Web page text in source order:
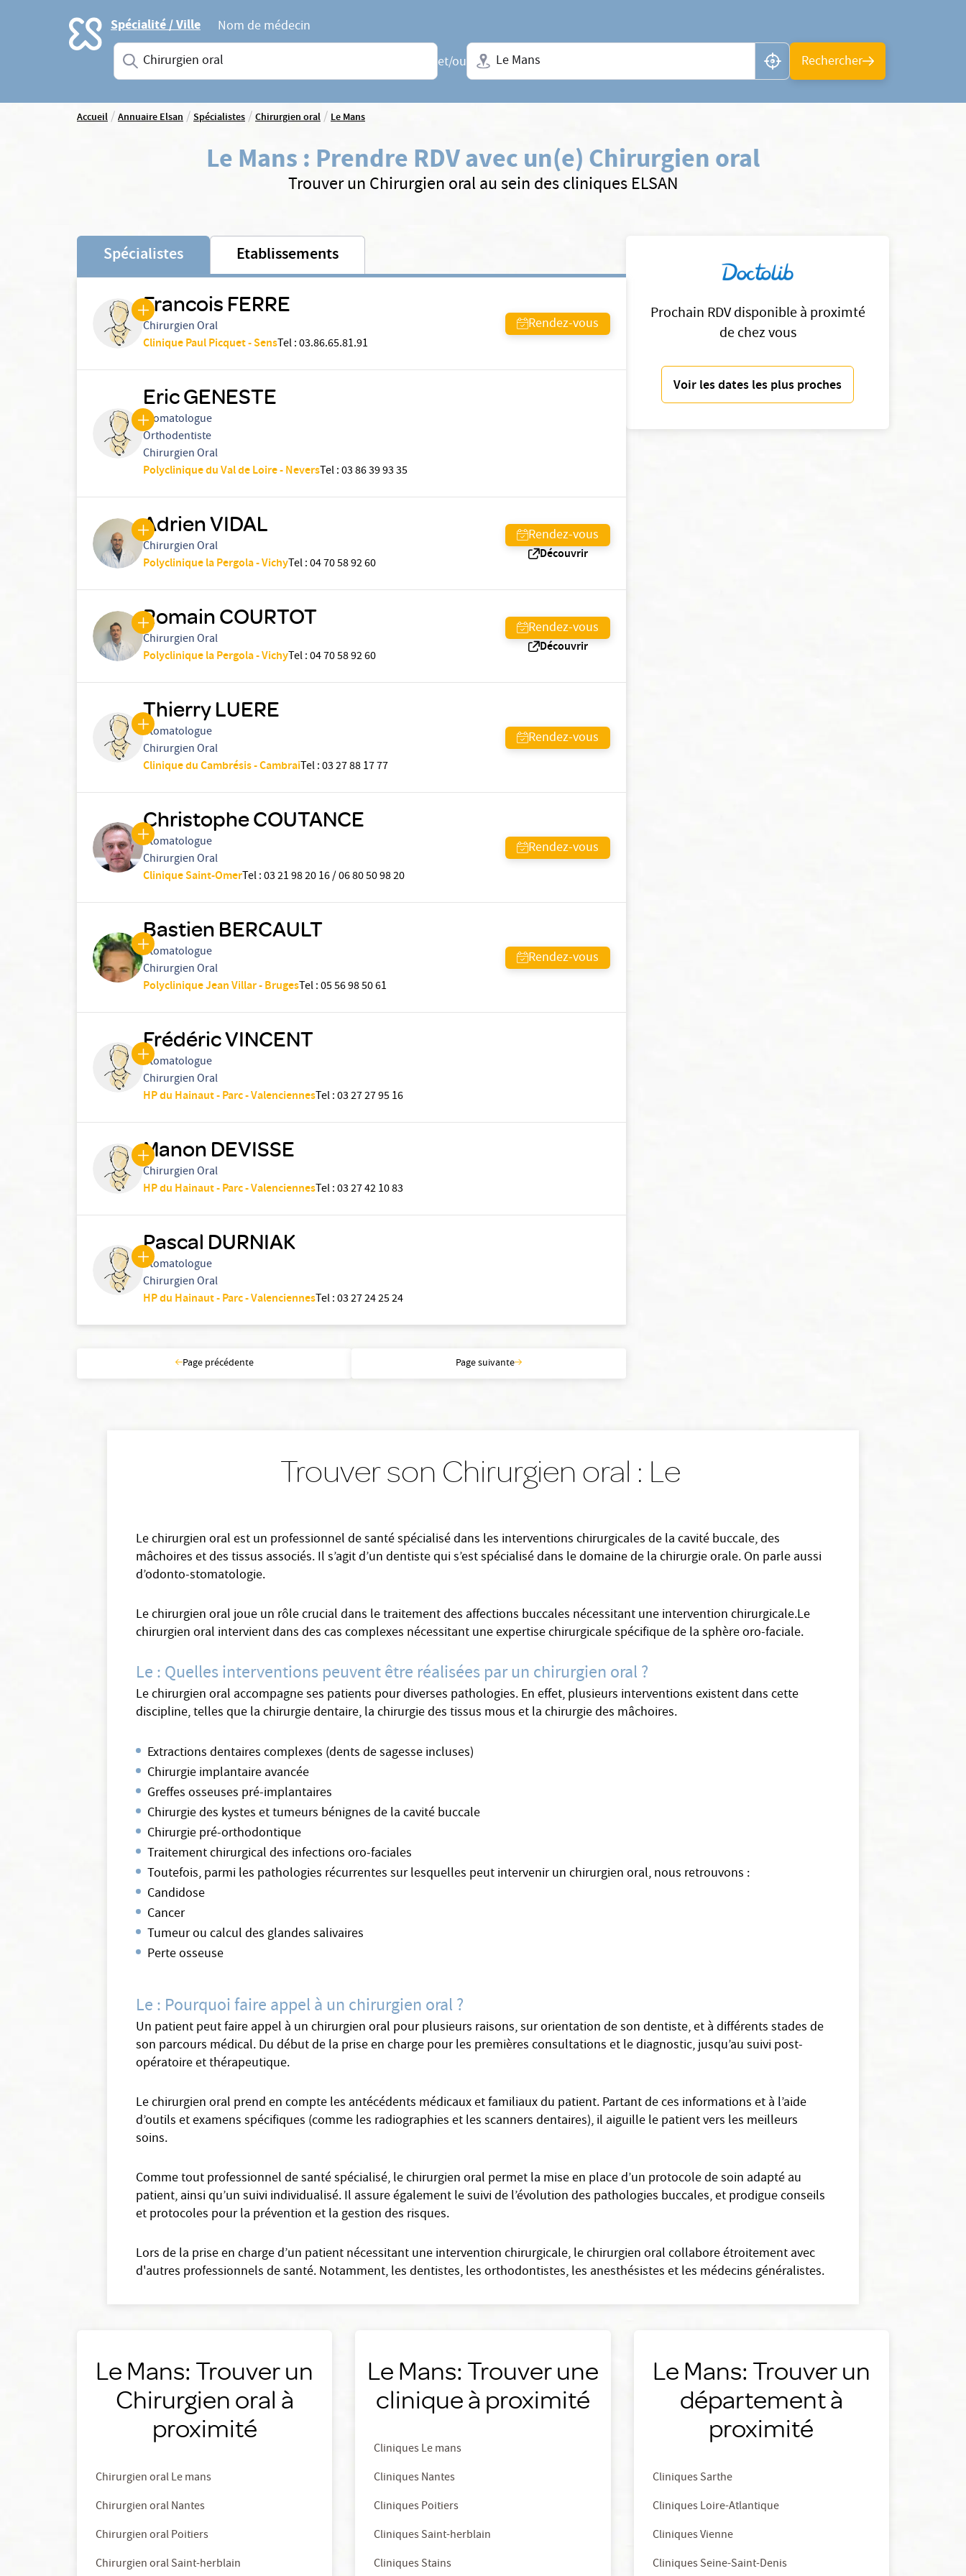
Accueil Spécialité / Ville
Nom de médecin
Saisissez une spécialité ou un service
et/ou
Ville + N° de département, région ou CP
Rechercher
Accueil/Annuaire Elsan/Spécialistes/Chirurgien oral/Le Mans
Le Mans : Prendre RDV avec un(e) Chirurgien oral
Trouver un Chirurgien oral au sein des cliniques ELSAN
Prochain RDV disponible à proximté
de chez vous
Voir les dates les plus proches
Spécialistes Etablissements
Francois FERRE
Chirurgien Oral
Clinique Paul Picquet - SensTel:03.86.65.81.91
Rendez-vous
Eric GENESTE
Stomatologue
Orthodentiste
Chirurgien Oral
Polyclinique du Val de Loire - NeversTel:03 86 39 93 35
Adrien VIDAL
Chirurgien Oral
Polyclinique la Pergola - VichyTel:04 70 58 92 60
Rendez-vous
Découvrir
Romain COURTOT
Chirurgien Oral
Polyclinique la Pergola - VichyTel:04 70 58 92 60
Rendez-vous
Découvrir
Thierry LUERE
Stomatologue
Chirurgien Oral
Clinique du Cambrésis - CambraiTel:03 27 88 17 77
Rendez-vous
Christophe COUTANCE
Stomatologue
Chirurgien Oral
Clinique Saint-OmerTel:03 21 98 20 16 / 06 80 50 98 20
Rendez-vous
Bastien BERCAULT
Stomatologue
Chirurgien Oral
Polyclinique Jean Villar - BrugesTel:05 56 98 50 61
Rendez-vous
Frédéric VINCENT
Stomatologue
Chirurgien Oral
HP du Hainaut - Parc - ValenciennesTel:03 27 27 95 16
Manon DEVISSE
Chirurgien Oral
HP du Hainaut - Parc - ValenciennesTel:03 27 42 10 83
Pascal DURNIAK
Stomatologue
Chirurgien Oral
HP du Hainaut - Parc - ValenciennesTel:03 27 24 25 24
Page précédente Page suivante
Trouver son Chirurgien oral : Le
Le chirurgien oral est un professionnel de santé spécialisé dans les interventions chirurgicales de la cavité buccale, des
mâchoires et des tissus associés. Il s’agit d’un dentiste qui s’est spécialisé dans le domaine de la chirurgie orale. On parle aussi
d’odonto-stomatologie.
Le chirurgien oral joue un rôle crucial dans le traitement des affections buccales nécessitant une intervention chirurgicale.Le
chirurgien oral intervient dans des cas complexes nécessitant une expertise chirurgicale spécifique de la sphère oro-faciale.
Le : Quelles interventions peuvent être réalisées par un chirurgien oral ?
Le chirurgien oral accompagne ses patients pour diverses pathologies. En effet, plusieurs interventions existent dans cette
discipline, telles que la chirurgie dentaire, la chirurgie des tissus mous et la chirurgie des mâchoires.
Extractions dentaires complexes (dents de sagesse incluses)
Chirurgie implantaire avancée
Greffes osseuses pré-implantaires
Chirurgie des kystes et tumeurs bénignes de la cavité buccale
Chirurgie pré-orthodontique
Traitement chirurgical des infections oro-faciales
Toutefois, parmi les pathologies récurrentes sur lesquelles peut intervenir un chirurgien oral, nous retrouvons :
Candidose
Cancer
Tumeur ou calcul des glandes salivaires
Perte osseuse
Le : Pourquoi faire appel à un chirurgien oral ?
Un patient peut faire appel à un chirurgien oral pour plusieurs raisons, sur orientation de son dentiste, et à différents stades de
son parcours médical. Du début de la prise en charge pour les premières consultations et le diagnostic, jusqu’au suivi post-
opératoire et thérapeutique.
Le chirurgien oral prend en compte les antécédents médicaux et familiaux du patient. Partant de ces informations et à l’aide
d’outils et examens spécifiques (comme les radiographies et les scanners dentaires), il aiguille le patient vers les meilleurs
soins.
Comme tout professionnel de santé spécialisé, le chirurgien oral permet la mise en place d’un protocole de soin adapté au
patient, ainsi qu’un suivi individualisé. Il assure également le suivi de l’évolution des pathologies buccales, et prodigue conseils
et protocoles pour la prévention et la gestion des risques.
Lors de la prise en charge d’un patient nécessitant une intervention chirurgicale, le chirurgien oral collabore étroitement avec
d'autres professionnels de santé. Notamment, les dentistes, les orthodontistes, les anesthésistes et les médecins généralistes.
Le Mans: Trouver un
Chirurgien oral à
proximité
Chirurgien oral Le mans
Chirurgien oral Nantes
Chirurgien oral Poitiers
Chirurgien oral Saint-herblain
Le Mans: Trouver une
clinique à proximité
Cliniques Le mans
Cliniques Nantes
Cliniques Poitiers
Cliniques Saint-herblain
Cliniques Stains
Le Mans: Trouver un
département à
proximité
Cliniques Sarthe
Cliniques Loire-Atlantique
Cliniques Vienne
Cliniques Seine-Saint-Denis